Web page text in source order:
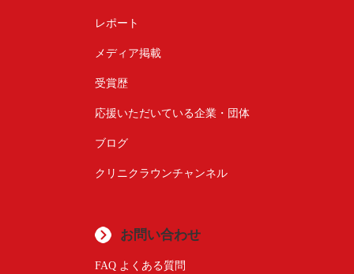
レポート
メディア掲載
受賞歴
応援いただいている企業・団体
ブログ
クリニクラウンチャンネル
お問い合わせ
FAQ よくある質問